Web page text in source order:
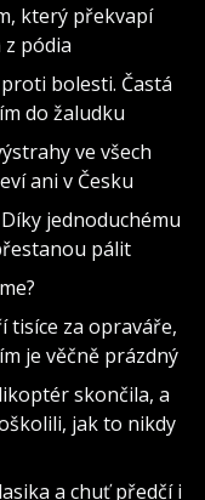
který překvapí
pódia
bolesti. Častá
do žaludku
ve všech
ani v Česku
jednoduchému
pálit
tisíce za opraváře,
je věčně prázdný
skončila, a
jak to nikdy
a chuť předčí i